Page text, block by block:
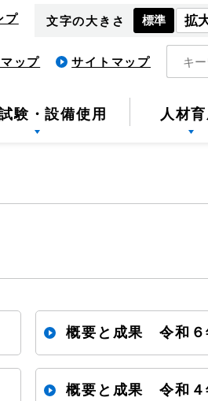
プ 文字の大きさ 標準 拡
ップ サイトマップ
験・設備使用 人材
概要と成果 令和６
概要と成果 令和４